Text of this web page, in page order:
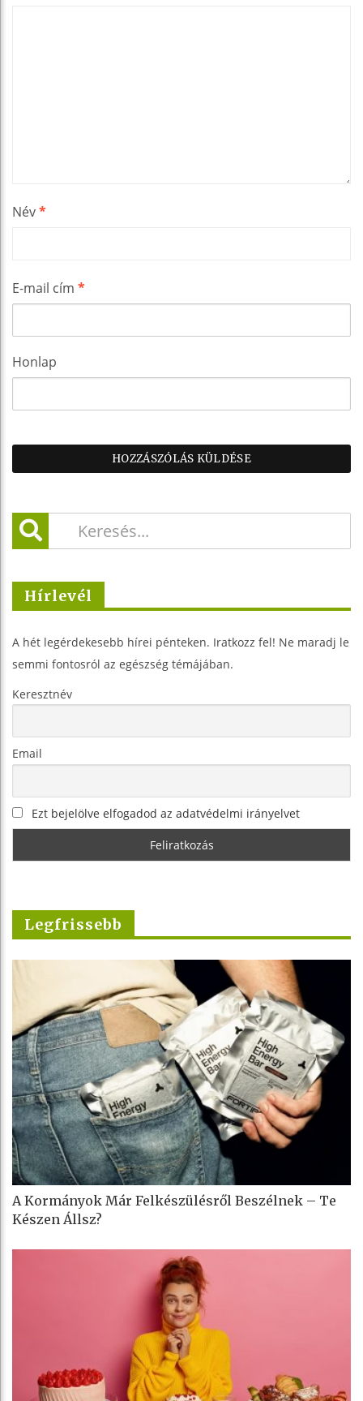
Név*
E-mail cím *
Honlap
Hírlevél
A hét legérdekesebb hírei pénteken. Iratkozz fel! Ne maradj le
semmi fontosról az egészség témájában.
Keresztnév
Email
Ezt bejelölve elfogadod az adatvédelmi irányelvet
Legfrissebb
A Kormányok Már Felkészülésről Beszélnek – Te
Készen Állsz?